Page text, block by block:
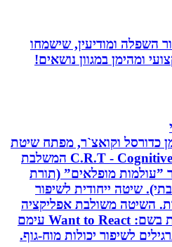
ומודיעין, שישמחו
במגוון נושאים!
וקואצ`ר, מפתח שיטת
C.R.T - Cognitive Reaction Training המשלבת
מופלאים” (תורת
שיטה ייחודית לשיפור
משולבת אפליקציה
ייחודית וערכה ייעודיות בשם: Want to React עימם
לשיפור יכולות מוח-גוף.